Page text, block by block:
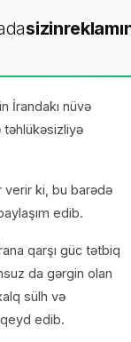
sizin
İrandakı nüvə
təhlükəsizliyə
verir ki, bu barədə
edib.
qarşı güc tətbiq
da gərgin olan
sülh və
edib.